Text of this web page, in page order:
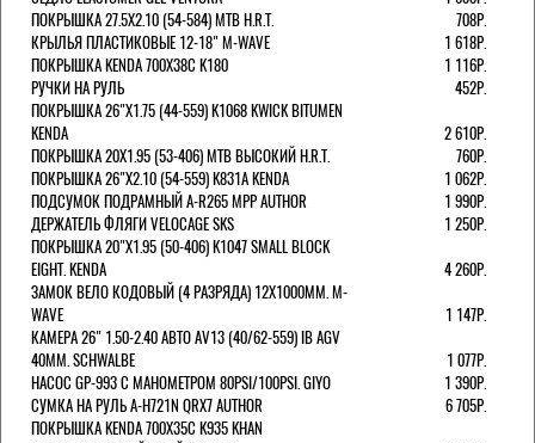
ПОКРЫШКА 27.5X2.10 (54-584) MTB H.R.T.
708Р.
КРЫЛЬЯ ПЛАСТИКОВЫЕ 12-18" M-WAVE
1 618Р.
ПОКРЫШКА KENDA 700Х38С K180
1 116Р.
РУЧКИ НА РУЛЬ
452Р.
ПОКРЫШКА 26"Х1.75 (44-559) K1068 KWICK BITUMEN
KENDA
2 610Р.
ПОКРЫШКА 20X1.95 (53-406) MTB ВЫСОКИЙ H.R.T.
760Р.
ПОКРЫШКА 26"Х2.10 (54-559) K831A KENDA
1 062Р.
ПОДСУМОК ПОДРАМНЫЙ A-R265 MPP AUTHOR
1 990Р.
ДЕРЖАТЕЛЬ ФЛЯГИ VELOCAGE SKS
1 250Р.
ПОКРЫШКА 20"Х1.95 (50-406) K1047 SMALL BLOCK
EIGHT. KENDA
4 260Р.
ЗАМОК ВЕЛО КОДОВЫЙ (4 РАЗРЯДА) 12Х1000ММ. M-
WAVE
1 147Р.
КАМЕРА 26" 1.50-2.40 АВТО AV13 (40/62-559) IB AGV
40MM. SCHWALBE
1 077Р.
НАСОС GP-993 С МАНОМЕТРОМ 80PSI/100PSI. GIYO
1 390Р.
СУМКА НА РУЛЬ A-H721N QRX7 AUTHOR
6 705Р.
ПОКРЫШКА KENDA 700Х35С K935 KHAN